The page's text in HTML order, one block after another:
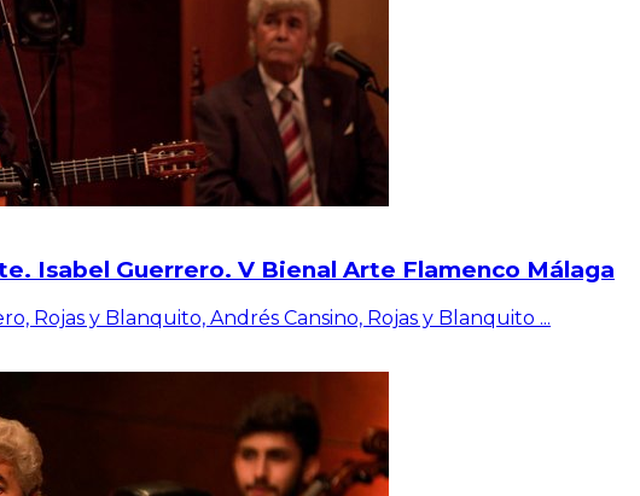
Isabel Guerrero. V Bienal Arte Flamenco Málaga
Rojas y Blanquito, Andrés Cansino, Rojas y Blanquito ...